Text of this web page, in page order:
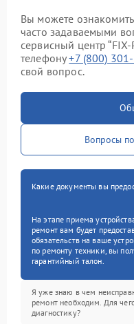
Вы можете
часто задаваемыми
сервисный центр
телефону+7 (800)
свой вопрос.
Вопросы
Какие документы вы
На этапе приема
ремонт вам будет
обязательств на ваше
по ремонту техники, вы
гарантийный талон.
Я уже знаю в чем
ремонт необходим. Для
диагностику?